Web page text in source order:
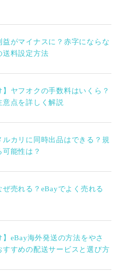
益がマイナスに？赤字にならな
送料設定方法
】ヤフオクの手数料はいくら？
意点を詳しく解説
ルカリに同時出品はできる？規
能性は？
ぜ売れる？eBayでよく売れる
】eBay海外発送の方法をやさ
すすめの配送サービスと選び方